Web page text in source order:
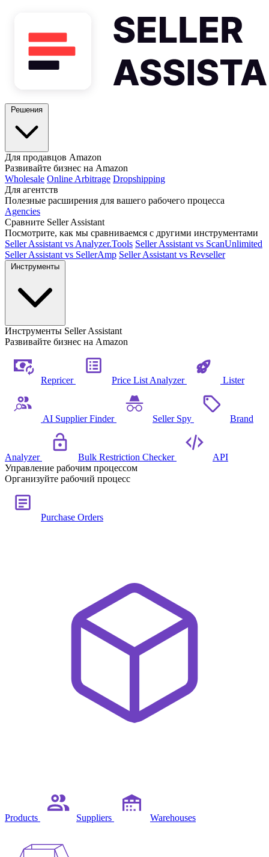
Для продавцов Amazon
Развивайте бизнес на Amazon
Wholesale Online Arbitrage Dropshipping
Для агентств
Полезные расширения для вашего рабочего процесса
Agencies
Сравните Seller Assistant
Посмотрите, как мы сравниваемся с другими инструментами
Seller Assistant vs Analyzer.Tools Seller Assistant vs ScanUnlimited
Seller Assistant vs SellerAmp Seller Assistant vs Revseller
Инструменты Seller Assistant
Развивайте бизнес на Amazon
Repricer Price List Analyzer Lister
AI Supplier Finder Seller Spy Brand
Analyzer Bulk Restriction Checker
API
Управление рабочим процессом
Организуйте рабочий процесс
Purchase Orders
Products Suppliers Warehouses